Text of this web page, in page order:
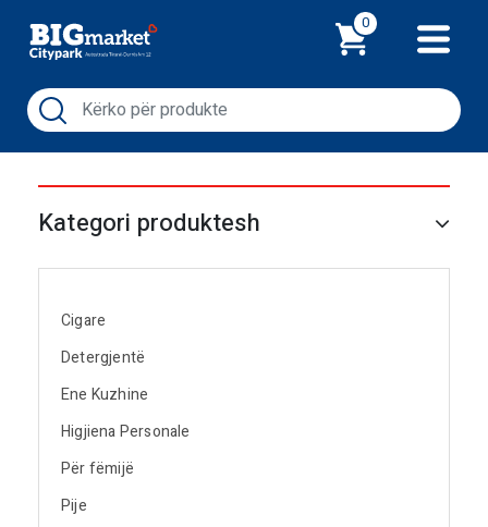
0
Kategori produktesh
Cigare
Detergjentë
Ene Kuzhine
Higjiena Personale
Për fëmijë
Pije